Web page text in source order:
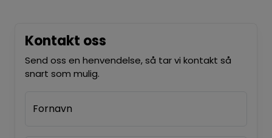
Kontakt oss
Send oss en henvendelse, så tar vi kontakt så
snart som mulig.
Fornavn